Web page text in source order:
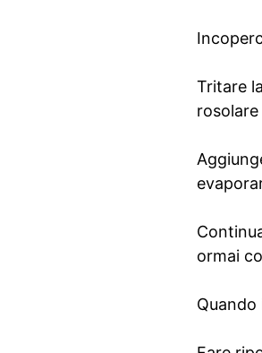
Tritare
ormai